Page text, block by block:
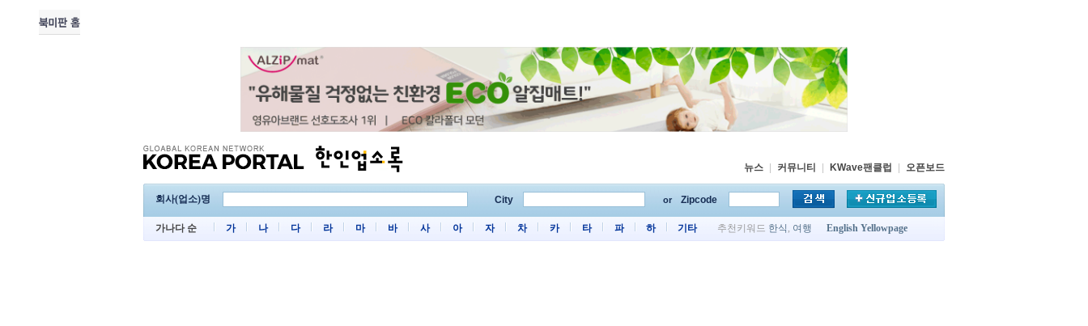
뉴스 커뮤니티 KWave팬클럽 오픈보드
회사(업소)명 City or Zipcode
가나다 순 가 나 다 라 마 바 사 아 자 차 카 타 파 하 기타 추천키워드 한식 , 여행 English Yellowpage